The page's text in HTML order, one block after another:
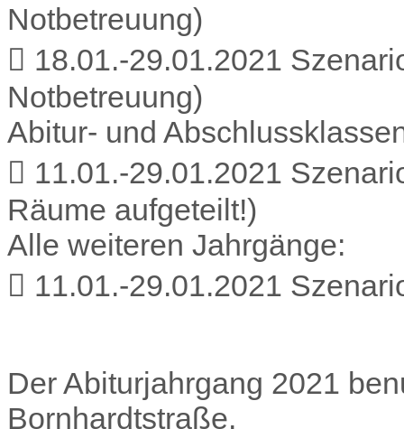
Notbetreuung)
 18.01.-29.01.2021
Notbetreuung)
Abitur- und
 11.01.-29.01.2021
Räume aufgeteilt!)
Alle weiteren Jahrgänge:
 11.01.-29.01.2021
Der Abiturjahrgang 2021
Bornhardtstraße.